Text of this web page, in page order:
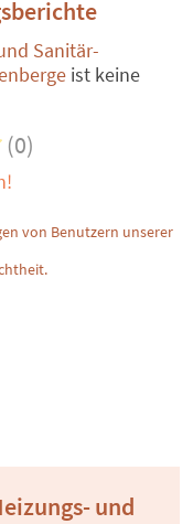
Sanitär-
ist keine
(0)
von Benutzern unserer
und